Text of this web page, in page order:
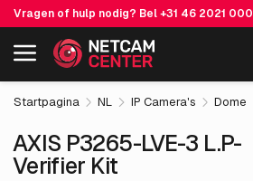
Vragen of hulp nodig? Bel+31 46 2021 000
Inclusief EOL-producten
AXIS P3265-LVE-3 L.P- Verifier Kit
Startpagina NL IP Camera's Dome
AXIS P3265-LVE-3 L.P-
Verifier Kit